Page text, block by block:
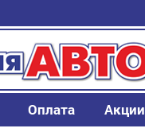
Оплата Акции